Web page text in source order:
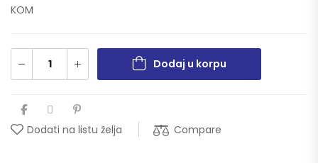
KOM
Dodaj u korpu
Dodati na listu želja Compare